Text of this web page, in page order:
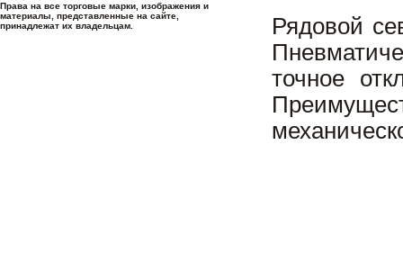
Права на все торговые марки, изображения и
материалы, представленные на сайте,
принадлежат их владельцам.
Рядовой
точное